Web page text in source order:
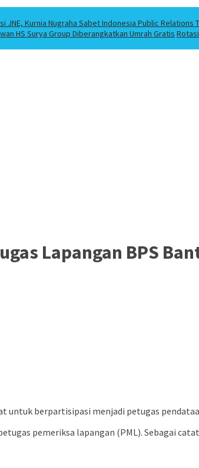
JNE, Kurnia Nugraha Sabet Indonesia Public Relations
HS Surya Group Diberangkatkan Umrah Gratis
Lapangan BPS
berpartisipasi menjadi petugas
pemeriksa lapangan (PML). Sebagai